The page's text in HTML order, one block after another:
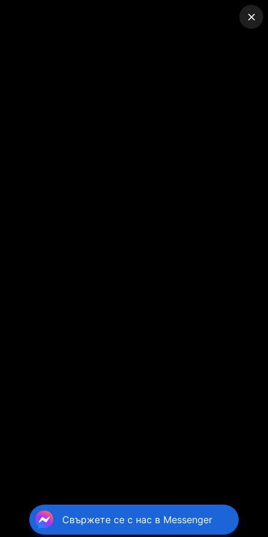
Свържете се с нас в Messenger